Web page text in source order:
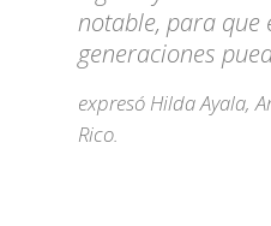
notable, para que
generaciones
expresó Hilda Ayala,
Rico.